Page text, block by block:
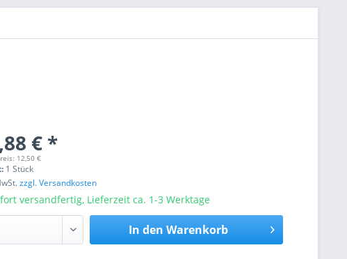
€ *
12,50 €
1 Stück
zzgl. Versandkosten
versandfertig, Lieferzeit ca. 1-3 Werktage
In den Warenkorb